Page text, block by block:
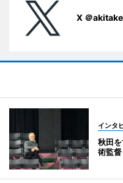
X ＠
インタ
秋田
術監